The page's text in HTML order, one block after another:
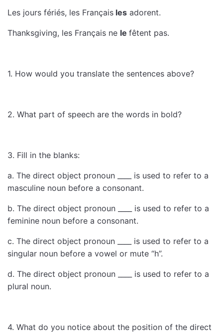
Les jours fériés, les Français les adorent.
Thanksgiving, les Français ne le fêtent pas.
1. How would you translate the sentences above?
2. What part of speech are the words in bold?
3. Fill in the blanks:
a. The direct object pronoun ____ is used to refer to a
masculine noun before a consonant.
b. The direct object pronoun ____ is used to refer to a
feminine noun before a consonant.
c. The direct object pronoun ____ is used to refer to a
singular noun before a vowel or mute “h”.
d. The direct object pronoun ____ is used to refer to a
plural noun.
4. What do you notice about the position of the direct